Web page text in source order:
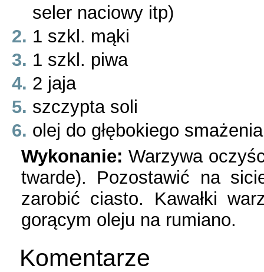
seler naciowy itp)
1 szkl. mąki
1 szkl. piwa
2 jaja
szczypta soli
olej do głębokiego smażenia
Wykonanie: Warzywa
twarde). Pozostawić na
zarobić ciasto. Kawałki
gorącym oleju na rumiano.
Komentarze